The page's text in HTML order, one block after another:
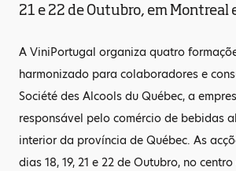
21 e 22 de Outubro, em Montreal
A ViniPortugal organiza quatro
harmonizado para colaboradores e
Société des Alcools du Québec, a
responsável pelo comércio de bebidas
interior da província de Québec. As
dias 18, 19, 21 e 22 de Outubro, no